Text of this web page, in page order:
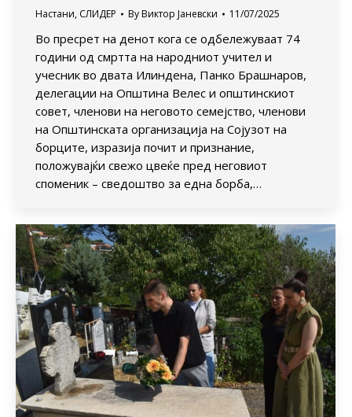
Настани, СЛИДЕР By Виктор Јаневски 11/07/2025
Во пресрет на денот кога се одбележуваат 74
години од смртта на народниот учител и
учесник во двата Илиндена, Панко Брашнаров,
делегации на Општина Велес и општинскиот
совет, членови на неговото семејство, членови
на Општинската организација на Сојузот на
борците, изразија почит и признание,
положувајќи свежо цвеќе пред неговиот
споменик – сведоштво за една борба,…